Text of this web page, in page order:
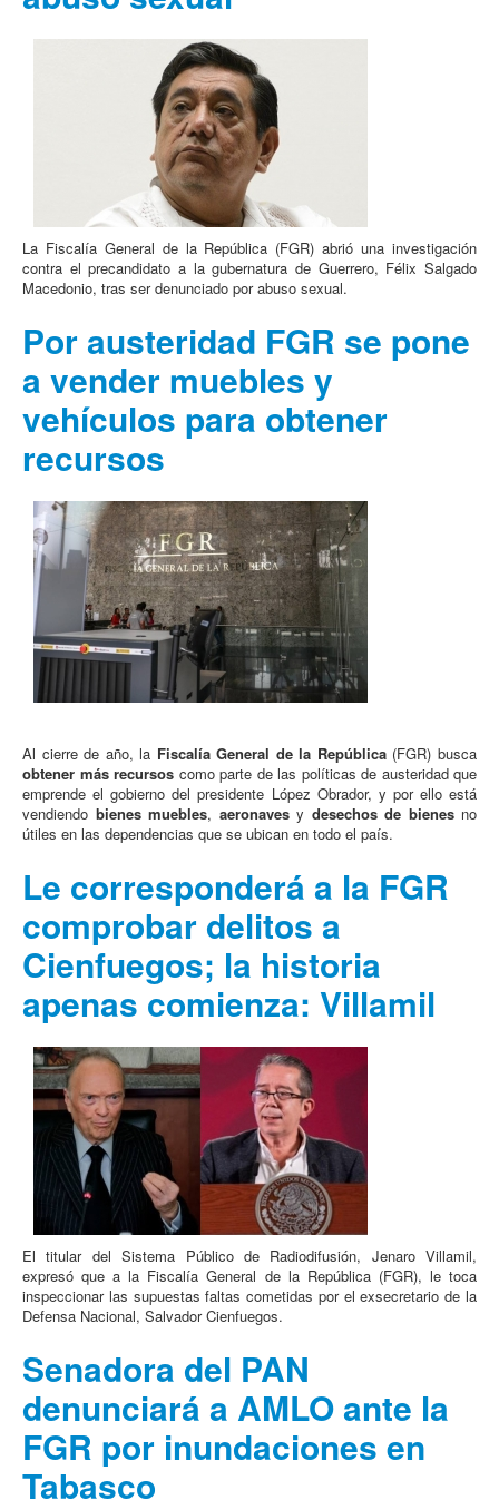
La Fiscalía General de la República (FGR) abrió una investigación
contra el precandidato a la gubernatura de Guerrero, Félix Salgado
Macedonio, tras ser denunciado por abuso sexual.
Por austeridad FGR se pone
a vender muebles y
vehículos para obtener
recursos
Al cierre de año, la Fiscalía General de la República(FGR) busca
obtener más recursos como parte de las políticas de austeridad que
emprende el gobierno del presidente López Obrador, y por ello está
vendiendo bienes muebles, aeronavesy desechos de bienesno
útiles en las dependencias que se ubican en todo el país.
Le corresponderá a la FGR
comprobar delitos a
Cienfuegos; la historia
apenas comienza: Villamil
El titular del Sistema Público de Radiodifusión, Jenaro Villamil,
expresó que a la Fiscalía General de la República (FGR), le toca
inspeccionar las supuestas faltas cometidas por el exsecretario de la
Defensa Nacional, Salvador Cienfuegos.
Senadora del PAN
denunciará a AMLO ante la
FGR por inundaciones en
Tabasco